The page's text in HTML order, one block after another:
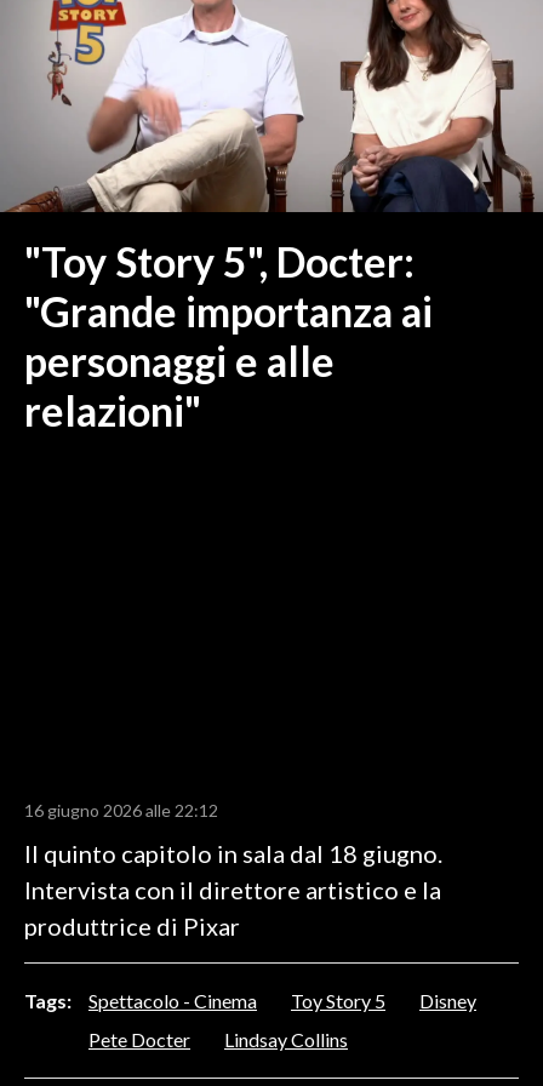
MEDIO CAMPIDANO
ORISTANO E PROVINCIA
SASSARI E PROVINCIA
GALLURA
NUORO E PROVINCIA
OGLIASTRA
CRONACA
ITALIA
MONDO
POLITICA
CALCIO
CULTURA
"Toy Story 5", Docter:
"Grande importanza ai
personaggi e alle
relazioni"
16 giugno 2026 alle 22:12
Il quinto capitolo in sala dal 18 giugno.
Intervista con il direttore artistico e la
produttrice di Pixar
Tags: Spettacolo - Cinema Toy Story 5
Disney
Pete Docter
Lindsay Collins